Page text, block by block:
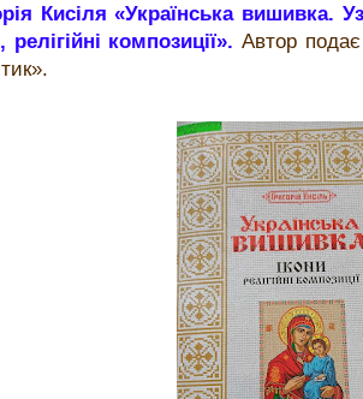
Кисіля «Українська вишивка.
релігійні композиції». Автор